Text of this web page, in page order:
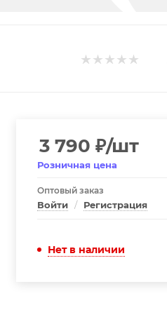
3 790 ₽/шт
Розничная цена
Оптовый заказ
Войти / Регистрация
Нет в наличии